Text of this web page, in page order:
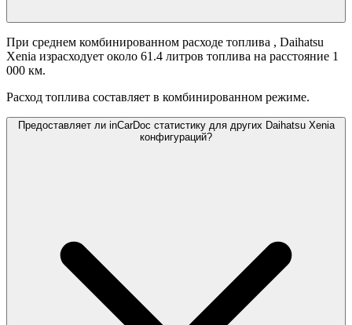
При среднем комбинированном расходе топлива , Daihatsu
Xenia израсходует около 61.4 литров топлива на расстояние 1
000 км.
Расход топлива составляет в комбинированном режиме.
Предоставляет ли inCarDoc статистику для других Daihatsu Xenia
конфигураций?